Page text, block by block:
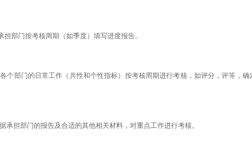
担部门按考核周期（如季度）填写进度报告。
个部门的日常工作（共性和个性指标）按考核周期进行考核，如评分，评等，确
承担部门的报告及合适的其他相关材料，对重点工作进行考核。